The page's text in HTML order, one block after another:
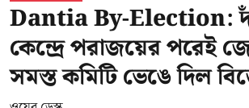
Dantia By-Election:
কেন্দ্রে পরাজয়ের পরেই
সমস্ত কমিটি ভেঙে দিল